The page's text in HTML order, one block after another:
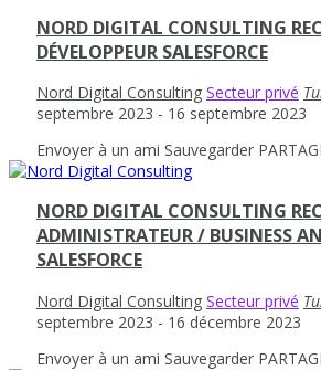
NORD DIGITAL CONSULTING
DÉVELOPPEUR SALESFORCE
Nord Digital Consulting Secteur privé
septembre 2023 - 16 septembre 2023
Envoyer à un ami Sauvegarder
NORD DIGITAL CONSULTING
ADMINISTRATEUR / BUSINESS
SALESFORCE
Nord Digital Consulting Secteur privé
septembre 2023 - 16 décembre 2023
Envoyer à un ami Sauvegarder